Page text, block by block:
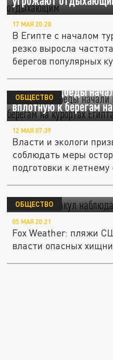
17 МАЯ 20:28
В Египте с началом
резко выросла
берегов популярных
Акулы-людоеды
вплотную к берегам
ОБЩЕСТВО
12 МАЯ 07:39
Власти и экологи
соблюдать меры
подготовки к летнему
Нашествие акул
США
ОБЩЕСТВО
05 МАЯ 20:21
Fox Weather: пляжи
власти опасных